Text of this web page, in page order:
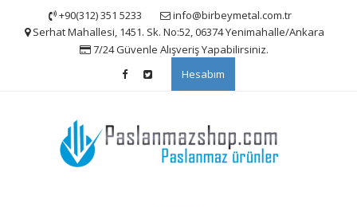
+90(312) 351 5233
info@birbeymetal.com.tr
Serhat Mahallesi, 1451. Sk. No:52, 06374 Yenimahalle/Ankara
7/24 Güvenle Alışveriş Yapabilirsiniz.
Hesabım